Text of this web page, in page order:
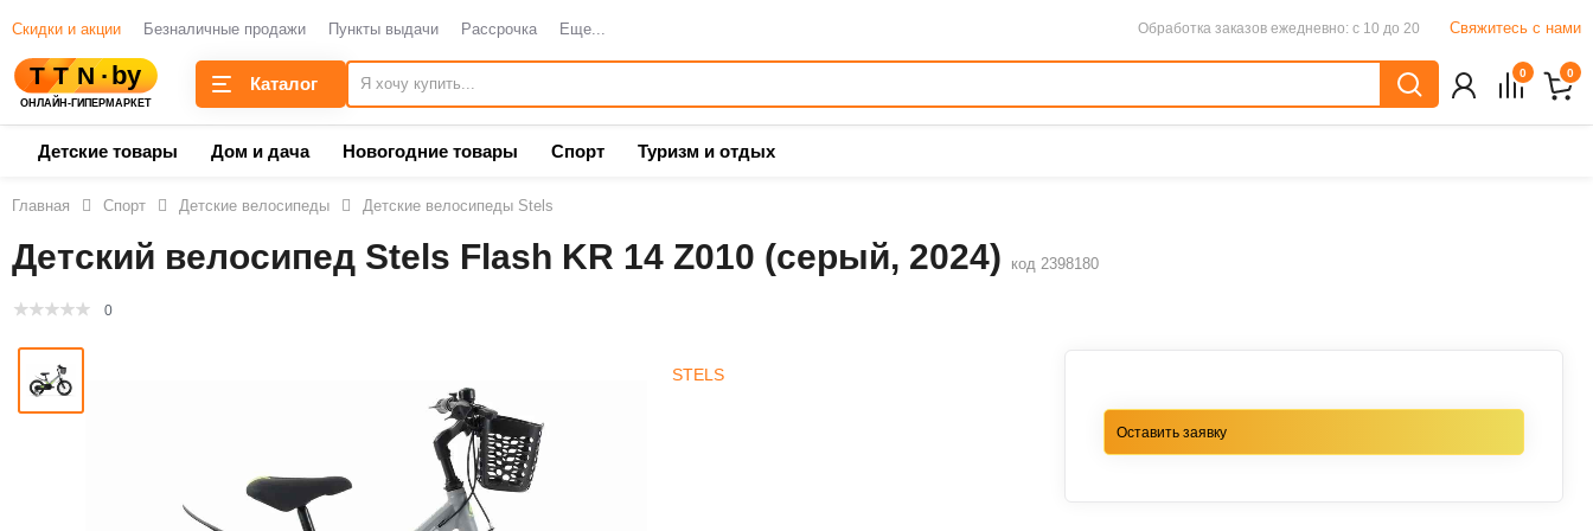
Скидки и акции Безналичные продажи Пункты выдачи Рассрочка Еще... Обработка заказовежедневно: с 10 до 20 Свяжитесь с нами
Каталог
0 0
Детские товары Дом и дача Новогодние товары Спорт Туризм и отдых
Главная Спорт Детские велосипеды Детские велосипеды Stels
Детский велосипед Stels Flash KR 14 Z010 (серый, 2024) код 2398180
0
STELS
Оставить заявку